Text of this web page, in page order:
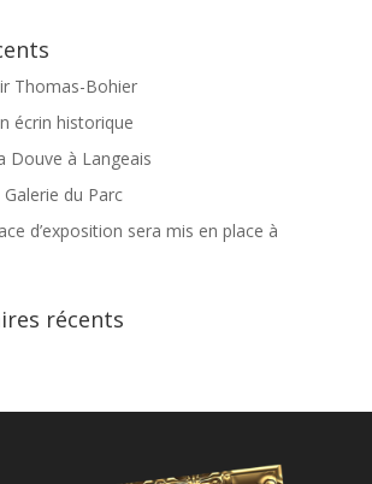
Thomas-Bohier
écrin historique
Douve à Langeais
du Parc
d’exposition sera mis en place à
récents